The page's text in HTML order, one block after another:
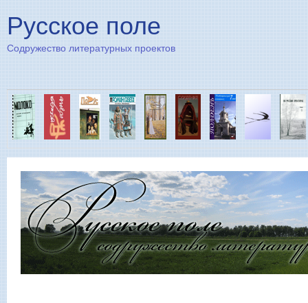
Русское поле
Содружество литературных проектов